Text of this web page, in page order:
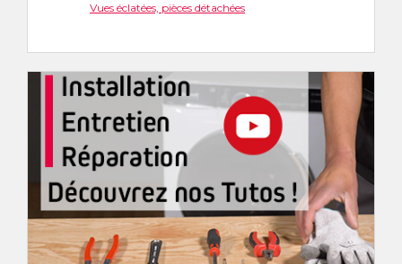
Vues éclatées, pièces détachées